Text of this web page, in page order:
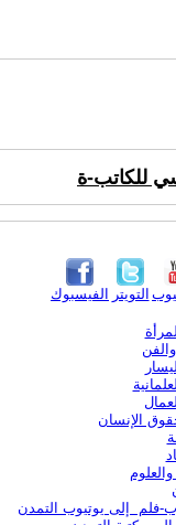
للكاتب-ة
الفيسبوك التويتر
الإنسان
فلم إلى يوتيوب التمدن